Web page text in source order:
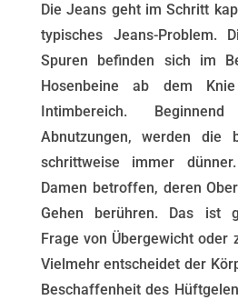
Die Jeans geht im Schritt
typisches Jeans-Problem.
Spuren befinden sich im
Hosenbeine ab dem
Intimbereich.
Abnutzungen, werden die
schrittweise immer
Damen betroffen, deren
Gehen berühren. Das ist
Frage von Übergewicht oder
Vielmehr entscheidet der
Beschaffenheit des